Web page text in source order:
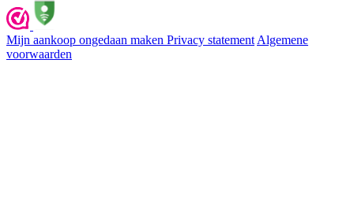
Mijn aankoop ongedaan maken Privacy statementAlgemene
voorwaarden